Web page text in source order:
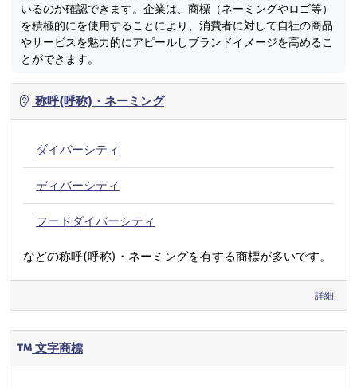
いるのか確認できます。企業は、商標（ネーミングやロゴ等）
を積極的にを使用することにより、消費者に対して自社の商品
やサービスを魅力的にアピールしブランドイメージを高めるこ
とができます。
称呼(呼称)・ネーミング
ダイバーシティ
ディバーシティ
フードダイバーシティ
などの称呼(呼称)・ネーミングを有する商標が多いです。
詳細
文字商標